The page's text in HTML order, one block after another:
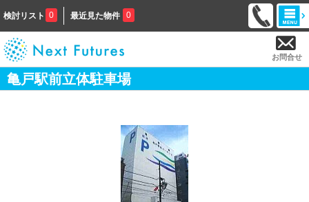
検討リスト 0 最近見た物件 0
お問合せ
亀戸駅前立体駐車場